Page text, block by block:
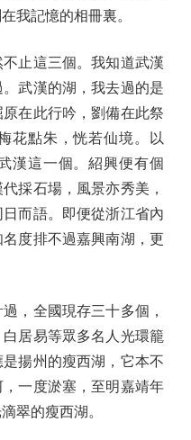
我記憶的相冊裏。
止這三個。我知道武漢
武漢的湖，我去過的是
在此行吟，劉備在此祭
花點朱，恍若仙境。以
漢這一個。紹興便有個
採石場，風景亦秀美，
而語。即便從浙江省內
度排不過嘉興南湖，更
全國現存三十多個，
居易等眾多名人光環籠
揚州的瘦西湖，它本不
一度淤塞，至明嘉靖年
翠的瘦西湖。